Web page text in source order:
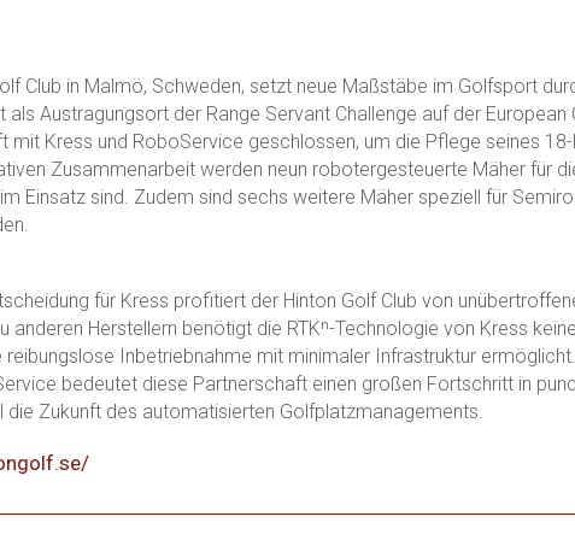
Club in Malmö, Schweden, setzt neue Maßstäbe im Golfsport
als Austragungsort der Range Servant Challenge auf der
mit Kress und RoboService geschlossen, um die Pflege seines
Zusammenarbeit werden neun robotergesteuerte Mäher für
Einsatz sind. Zudem sind sechs weitere Mäher speziell für
für Kress profitiert der Hinton Golf Club von
anderen Herstellern benötigt die RTKⁿ-Technologie von Kress
reibungslose Inbetriebnahme mit minimaler Infrastruktur
bedeutet diese Partnerschaft einen großen Fortschritt in
die Zukunft des automatisierten Golfplatzmanagements.